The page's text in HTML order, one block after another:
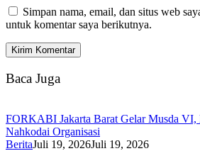
Simpan nama, email, dan situs web
untuk komentar saya berikutnya.
Baca Juga
FORKABI Jakarta Barat Gelar Musda VI,
Nahkodai Organisasi
BeritaJuli 19, 2026Juli 19, 2026